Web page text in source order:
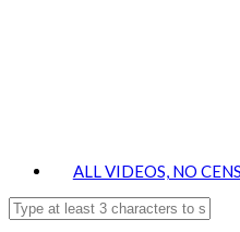
ALL VIDEOS, NO